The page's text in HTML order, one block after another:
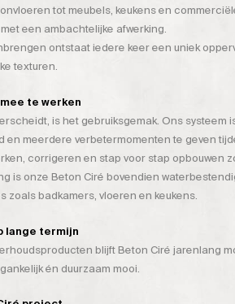
tot meubels, keukens en
een ambachtelijke afwerking.
ontstaat iedere keer een uniek
texturen.
te werken
is het gebruiksgemak. Ons systeem
en meerdere verbetermomenten te geven
corrigeren en stap voor stap opbouwen
is onze Beton Ciré bovendien
zoals badkamers, vloeren en keukens.
lange termijn
blijft Beton Ciré jarenlang
én duurzaam mooi.